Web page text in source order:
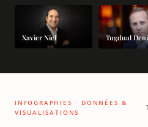
Xavier Niel Tugdual
INFOGRAPHIES · DONNÉES &
VISUALISATIONS